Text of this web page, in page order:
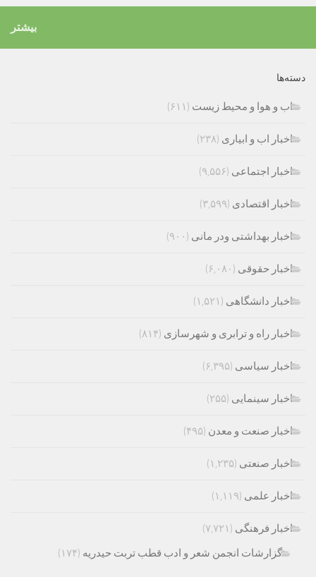
بیشتر
دسته‌ها
اب و هوا و محیط زیست (۶۱۱)
اخبار اب و ابیاری (۲۳۸)
اخبار اجتماعی (۹,۵۵۶)
اخبار اقتصادی (۳,۵۹۹)
اخبار بهداشتی ودر مانی (۹۰۰)
اخبار حقوقی (۶,۰۸۰)
اخبار دانشگاهی (۱,۵۲۱)
اخبار راه و ترابری و شهرسازی (۸۱۴)
اخبار سیاسی (۶,۳۹۵)
اخبار سینمایی (۲۵۵)
اخبار صنعت و معدن (۴۹۵)
اخبار صنعتی (۱,۲۳۵)
اخبار علمی (۱,۱۱۹)
اخبار فرهنگی (۷,۷۲۱)
گزارشات انجمن شعر و ادب قطب تربت حیدریه (۱۷۴)